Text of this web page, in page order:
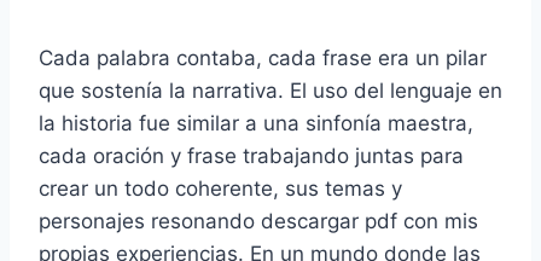
Cada palabra contaba, cada frase era un pilar
que sostenía la narrativa. El uso del lenguaje en
la historia fue similar a una sinfonía maestra,
cada oración y frase trabajando juntas para
crear un todo coherente, sus temas y
personajes resonando descargar pdf con mis
propias experiencias. En un mundo donde las